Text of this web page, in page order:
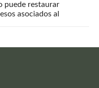
puede restaurar
asociados al